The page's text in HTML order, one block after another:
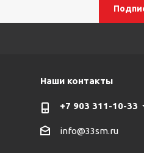
Наши контакты
+7 903 311-10-33
info@33sm.ru